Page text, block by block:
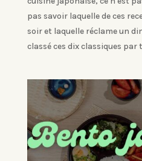
pas savoir laquelle de ces
soir et laquelle réclame un
classé ces dix classiques par